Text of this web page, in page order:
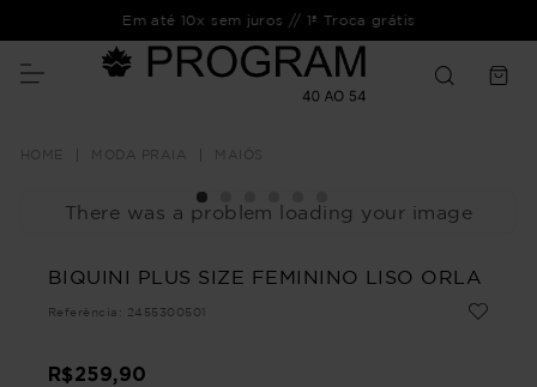
Em até 10x sem juros // 1ª Troca grátis
MODA PRAIA MAIÔS
There was a problem loading your image
BIQUINI PLUS SIZE FEMININO LISO ORLA
Referência : 2455300501
R$259,90